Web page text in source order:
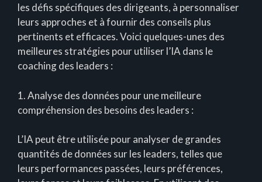
les défis spécifiques des dirigeants, à personnaliser
leurs approches et à fournir des conseils plus
pertinents et efficaces. Voici quelques-unes des
meilleures stratégies pour utiliser l’IA dans le
coaching des leaders :
1. Analyse des données pour une meilleure
compréhension des besoins des leaders :
L’IA peut être utilisée pour analyser de grandes
quantités de données sur les leaders, telles que
leurs performances passées, leurs préférences,